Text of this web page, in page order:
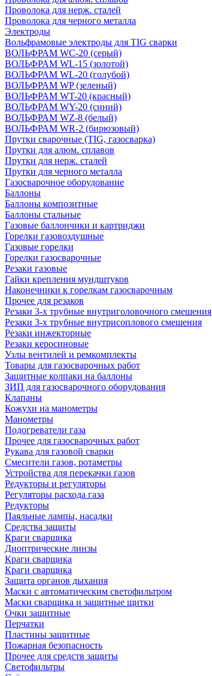
Проволока для нерж. сталей
Проволока для черного металла
Электроды
Вольфрамовые электроды для TIG сварки
ВОЛЬФРАМ WC-20 (серый)
ВОЛЬФРАМ WL-15 (золотой)
ВОЛЬФРАМ WL-20 (голубой)
ВОЛЬФРАМ WP (зеленый)
ВОЛЬФРАМ WT-20 (красный)
ВОЛЬФРАМ WY-20 (синий)
ВОЛЬФРАМ WZ-8 (белый)
ВОЛЬФРАМ WR-2 (бирюзовый)
Прутки сварочные (TIG, газосварка)
Прутки для алюм. сплавов
Прутки для нерж. сталей
Прутки для черного металла
Газосварочное оборудование
Баллоны
Баллоны композитные
Баллоны стальные
Газовые баллончики и картриджи
Горелки газовоздушные
Газовые горелки
Горелки газосварочные
Резаки газовые
Гайки крепления мундштуков
Наконечники к горелкам газосварочным
Прочее для резаков
Резаки 3-х трубные внутриголовочного смешения
Резаки 3-х трубные внутрисоплового смешения
Резаки инжекторные
Резаки керосиновые
Узлы вентилей и ремкомплекты
Товары для газосварочных работ
Защитные колпаки на баллоны
ЗИП для газосварочного оборудования
Клапаны
Кожухи на манометры
Манометры
Подогреватели газа
Прочее для газосварочных работ
Рукава для газовой сварки
Смесители газов, ротаметры
Устройства для перекачки газов
Редукторы и регуляторы
Регуляторы расхода газа
Редукторы
Паяльные лампы, насадки
Средства защиты
Краги сварщика
Диоптрические линзы
Краги сварщика
Краги сварщика
Защита органов дыхания
Маски с автоматическим светофильтром
Маски сварщика и защитные щитки
Очки защитные
Перчатки
Пластины защитные
Пожарная безопасность
Прочее для средств защиты
Светофильтры